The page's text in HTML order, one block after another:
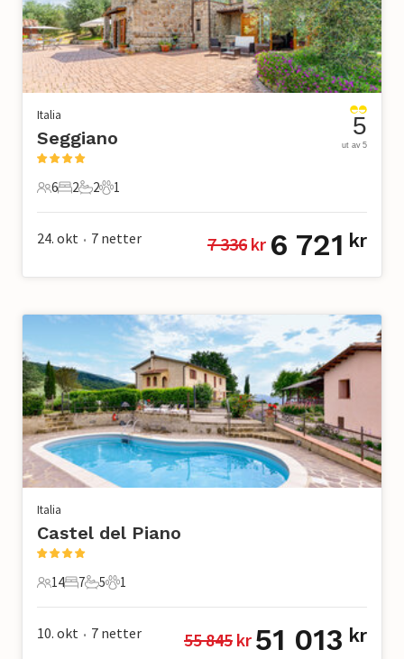
Italia
Seggiano
6 Gjester
6
2 Soverom
2
2 Bad
2
1 Kjæledyr
1
5
ut av 5
24. okt • 7 netter 7 336 kr 6 721 kr
Italia
Castel del Piano
14 Gjester
14
7 Soverom
7
5 Bad
5
1 Kjæledyr
1
10. okt • 7 netter 55 845 kr 51 013 kr